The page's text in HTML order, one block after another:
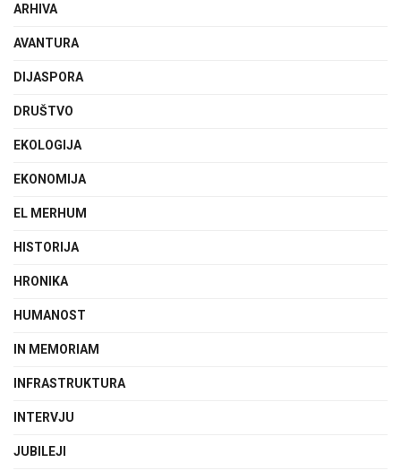
ARHIVA
AVANTURA
DIJASPORA
DRUŠTVO
EKOLOGIJA
EKONOMIJA
EL MERHUM
HISTORIJA
HRONIKA
HUMANOST
IN MEMORIAM
INFRASTRUKTURA
INTERVJU
JUBILEJI